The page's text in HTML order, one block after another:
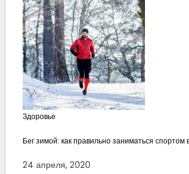
Здоровье
Бег зимой: как правильно заниматься спортом
24 апреля, 2020